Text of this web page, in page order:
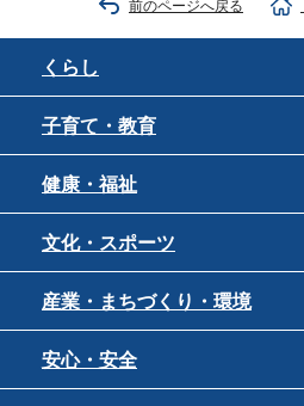
前のページへ戻る
くらし
子育て・教育
健康・福祉
文化・スポーツ
産業・まちづくり・環境
安心・安全